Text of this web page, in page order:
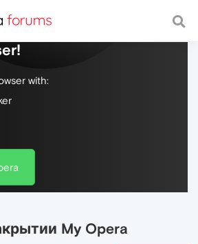
web, with a fast and
with:
My Opera